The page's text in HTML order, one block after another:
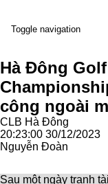
Toggle navigation
Hà Đông
công ngoài
CLB Hà Đông
20:23:00 30/12/2023
Nguyễn Đoàn
Sau một ngày tranh